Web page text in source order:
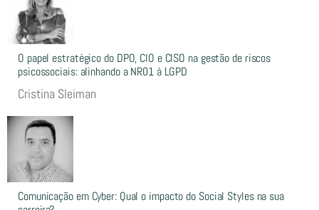
O papel estratégico do DPO, CIO e CISO na gestão de riscos
psicossociais: alinhando a NR01 à LGPD
Cristina Sleiman
Comunicação em Cyber: Qual o impacto do Social Styles na sua